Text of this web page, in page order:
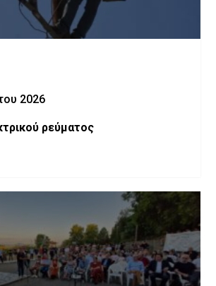
2026
ρεύματος